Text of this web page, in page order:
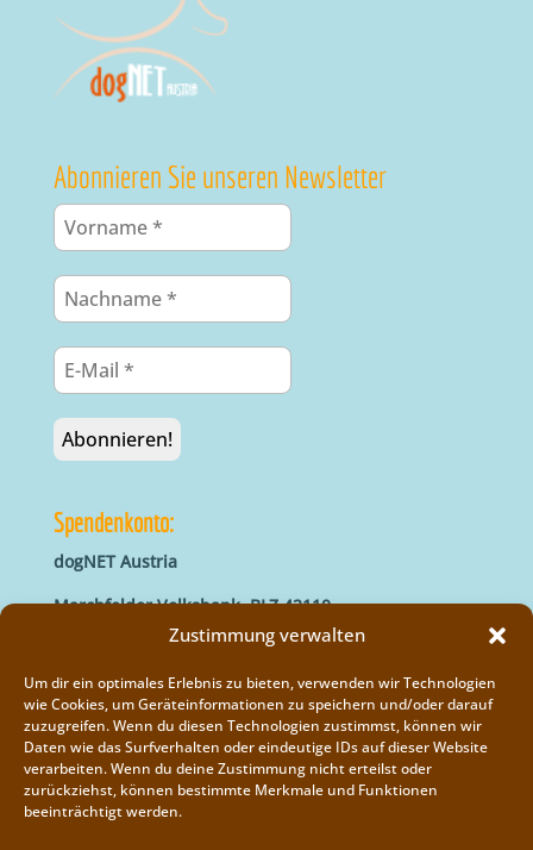
Zustimmung verwalten
Um dir ein optimales Erlebnis zu bieten, verwenden wir Technologien
wie Cookies, um Geräteinformationen zu speichern und/oder darauf
zuzugreifen. Wenn du diesen Technologien zustimmst, können wir
Daten wie das Surfverhalten oder eindeutige IDs auf dieser Website
verarbeiten. Wenn du deine Zustimmung nicht erteilst oder
zurückziehst, können bestimmte Merkmale und Funktionen
beeinträchtigt werden.
Abonnieren Sie unseren Newsletter
Spendenkonto:
dogNET Austria
Marchfelder Volksbank, BLZ 42110
IBAN: AT66 4211 0421 5000 0000